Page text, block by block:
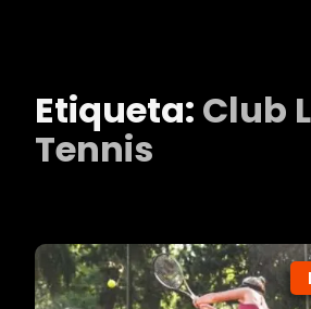
Etiqueta: Club
Tennis